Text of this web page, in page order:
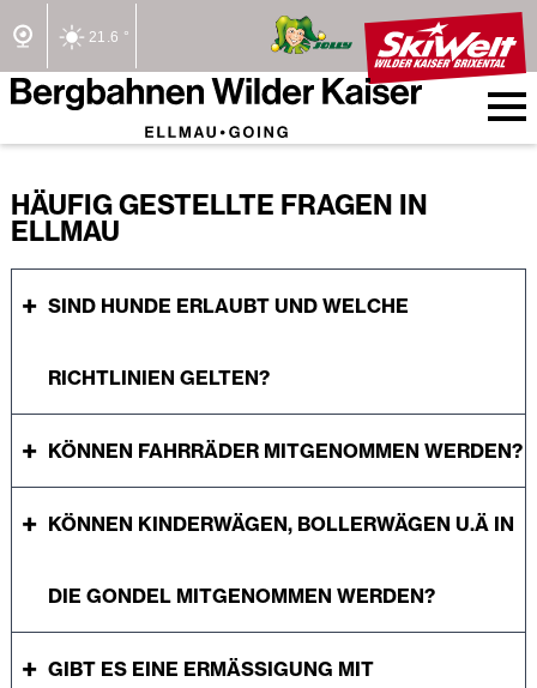
21.6 °
2/2 Lifte offen
HÄUFIG GESTELLTE FRAGEN IN
ELLMAU
SIND HUNDE ERLAUBT UND WELCHE
RICHTLINIEN GELTEN?
KÖNNEN FAHRRÄDER MITGENOMMEN WERDEN?
KÖNNEN KINDERWÄGEN, BOLLERWÄGEN U.Ä IN
DIE GONDEL MITGENOMMEN WERDEN?
GIBT ES EINE ERMÄSSIGUNG MIT B